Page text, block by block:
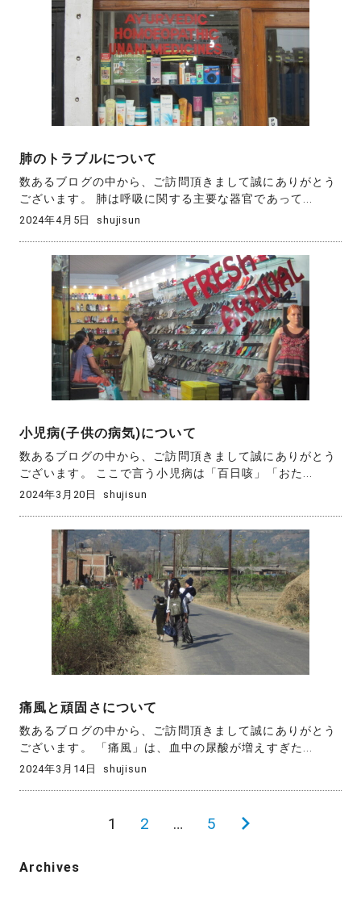
肺のトラブルについて
数あるブログの中から、ご訪問頂きまして誠にありがとう
ございます。 肺は呼吸に関する主要な器官であって...
2024年4月5日 shujisun
小児病(子供の病気)について
数あるブログの中から、ご訪問頂きまして誠にありがとう
ございます。 ここで言う小児病は「百日咳」「おた...
2024年3月20日 shujisun
痛風と頑固さについて
数あるブログの中から、ご訪問頂きまして誠にありがとう
ございます。 「痛風」は、血中の尿酸が増えすぎた...
2024年3月14日 shujisun
の
1 2 … 5
次
Archives